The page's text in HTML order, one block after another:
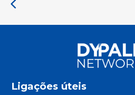
Ligações úteis